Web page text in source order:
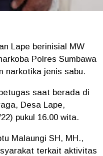
Lape berinisial MW
Polres Sumbawa
narkotika jenis sabu.
saat berada di
Desa Lape,
pukul 16.00 wita.
Malaungi SH, MH.,
terkait aktivitas